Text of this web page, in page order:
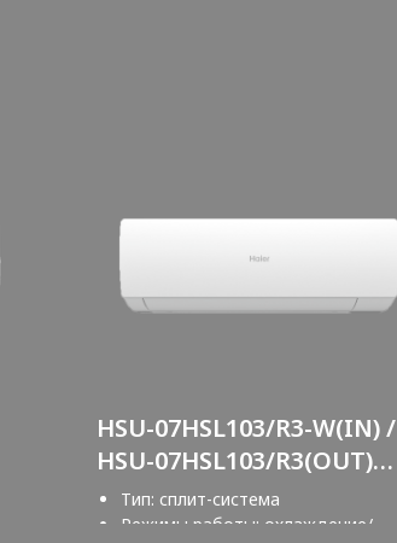
HSU-07HSL103/R3-W(IN) /
HSU-07HSL103/R3(OUT)
Серия Spirit On-Off
Тип: сплит-система
Режимы работы: охлаждение/